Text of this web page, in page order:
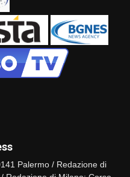
Palermo / Redazione di